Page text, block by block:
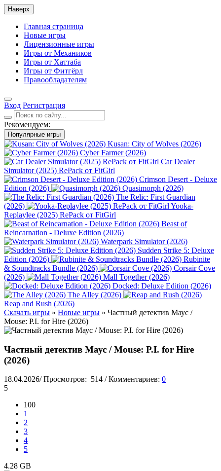
Наверх
Главная страница
Новые игры
Лицензионные игры
Игры от Механиков
Игры от Хаттаба
Игры от Фитгёрл
Правообладателям
Вход Регистрация
Рекомендуем:
Популярные игры
Kusan: City of Wolves (2026)
Cyber Farmer (2026)
Car Dealer
Simulator (2025) RePack от FitGirl
Crimson Desert - Deluxe
Edition (2026)
Quasimorph (2026)
The Relic: First Guardian
(2026)
Yooka-
Replaylee (2025) RePack от FitGirl
Beast of
Reincarnation - Deluxe Edition (2026)
Waterpark Simulator (2026)
Sudden Strike 5: Deluxe
Edition (2026)
Rubinite
& Soundtracks Bundle (2026)
Corsair Cove
(2026)
Mall Together (2026)
Docked: Deluxe Edition (2026)
The Alley (2026)
Reap and Rush (2026)
Скачать игры » Новые игры » Частный детектив Маус /
Mouse: P.I. for Hire (2026)
Частный детектив Маус / Mouse: P.I. for Hire
(2026)
18.04.2026/ Просмотров: 514 / Комментариев: 0
5
100
1
2
3
4
5
4.28 GB